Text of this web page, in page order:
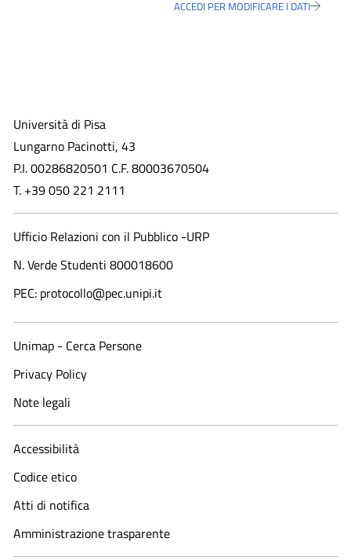
ACCEDI PER MODIFICARE I DATI
Università di Pisa
Lungarno Pacinotti, 43
P.I. 00286820501 C.F. 80003670504
T. +39 050 221 2111
Ufficio Relazioni con il Pubblico -URP
N. Verde Studenti 800018600​
PEC: protocollo@pec.unipi.it
Unimap - Cerca Persone
Privacy Policy
Note legali
Accessibilità
Codice etico
Atti di notifica
Amministrazione trasparente